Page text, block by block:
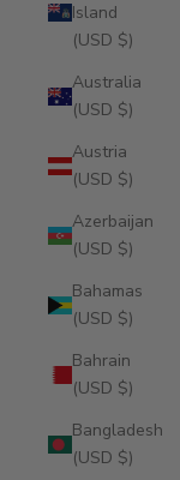
Island
(USD $)
Australia
(USD $)
Austria
(USD $)
Azerbaijan
(USD $)
Bahamas
(USD $)
Bahrain
(USD $)
Bangladesh
(USD $)